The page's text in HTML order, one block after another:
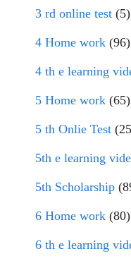
3 rd online test (5)
4 Home work (96)
4 th e learning
5 Home work (65)
5 th Onlie Test
5th e learning
5th Scholarship
6 Home work (80)
6 th e learning